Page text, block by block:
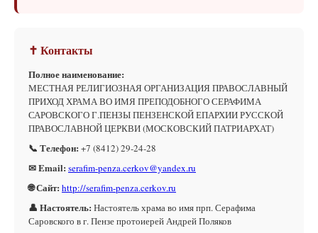
✝ Контакты
Полное наименование:
МЕСТНАЯ РЕЛИГИОЗНАЯ ОРГАНИЗАЦИЯ ПРАВОСЛАВНЫЙ
ПРИХОД ХРАМА ВО ИМЯ ПРЕПОДОБНОГО СЕРАФИМА
САРОВСКОГО Г.ПЕНЗЫ ПЕНЗЕНСКОЙ ЕПАРХИИ РУССКОЙ
ПРАВОСЛАВНОЙ ЦЕРКВИ (МОСКОВСКИЙ ПАТРИАРХАТ)
📞 Телефон: +7 (8412) 29-24-28
✉ Email: serafim-penza.cerkov@yandex.ru
🌐 Сайт: http://serafim-penza.cerkov.ru
👤 Настоятель: Настоятель храма во имя прп. Серафима
Саровского в г. Пензе протоиерей Андрей Поляков